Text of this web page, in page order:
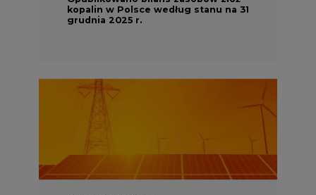
Wyszedł raport "Bezpieczniej i
taniej. Ciepłownictwo na ratunek
KSE"